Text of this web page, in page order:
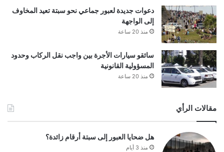
دعوات جديدة لعبور جماعي نحو سبتة تعيد المخاوف
إلى الواجهة
منذ 20 ساعة
سائقو سيارات الأجرة بين واجب نقل الركاب وحدود
المسؤولية القانونية
منذ 20 ساعة
مقالات الرأي
هل ضحايا العبور إلى سبتة أرقام زائدة؟
منذ 3 أيام